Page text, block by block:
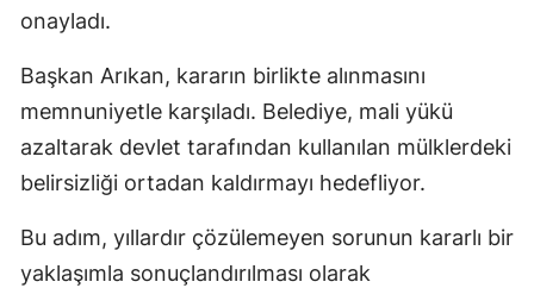
onayladı.
Başkan Arıkan, kararın birlikte alınmasını
memnuniyetle karşıladı. Belediye, mali yükü
azaltarak devlet tarafından kullanılan mülklerdeki
belirsizliği ortadan kaldırmayı hedefliyor.
Bu adım, yıllardır çözülemeyen sorunun kararlı bir
yaklaşımla sonuçlandırılması olarak